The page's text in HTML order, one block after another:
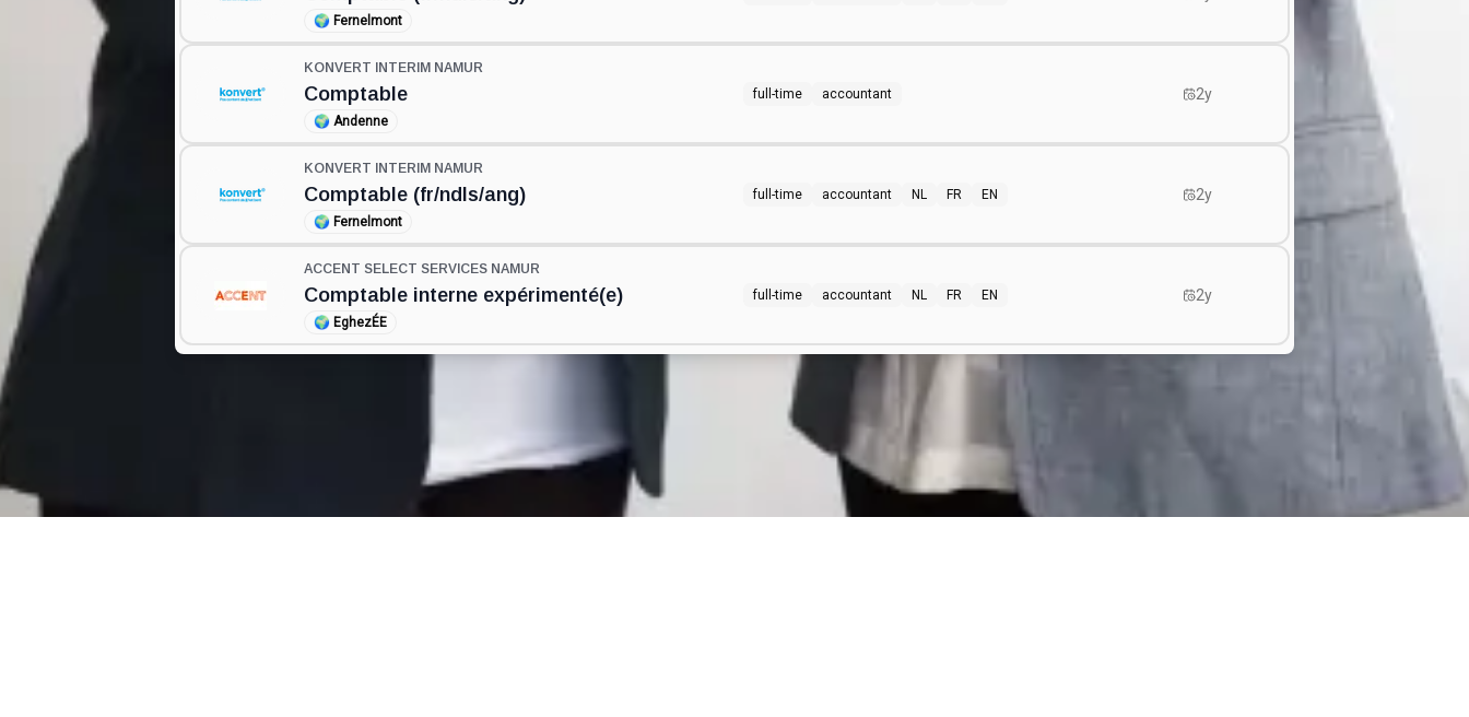
🌍 Fernelmont
KONVERT INTERIM NAMUR
Comptable
🌍 Andenne
full-time accountant 2y
KONVERT INTERIM NAMUR
Comptable (fr/ndls/ang)
🌍 Fernelmont
full-time accountant NL FR EN 2y
ACCENT SELECT SERVICES NAMUR
Comptable interne expérimenté(e)
🌍 EghezÉE
full-time accountant NL FR EN 2y